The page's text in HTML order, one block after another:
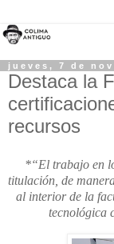
jueves, 7 de
Destaca la
recursos
*“El trabajo en
titulación, de
al interior de la
tecnológica